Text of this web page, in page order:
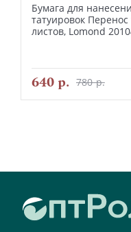
Бумага для
татуировок
листов, Lomond
640 р. 780 р.